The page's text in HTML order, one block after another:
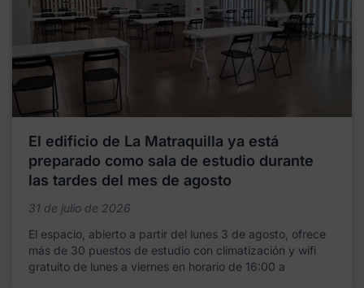
El edificio de La Matraquilla ya está
preparado como sala de estudio durante
las tardes del mes de agosto
31 de julio de 2026
El espacio, abierto a partir del lunes 3 de agosto, ofrece
más de 30 puestos de estudio con climatización y wifi
gratuito de lunes a viernes en horario de 16:00 a